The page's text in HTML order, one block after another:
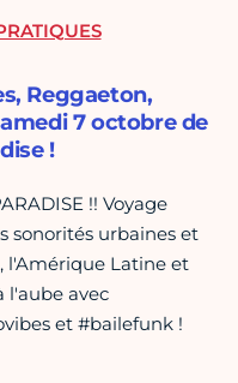
Reggaeton,
7 octobre de
!
!! Voyage
sonorités urbaines et
l'Amérique Latine et
l'aube avec
et #bailefunk !